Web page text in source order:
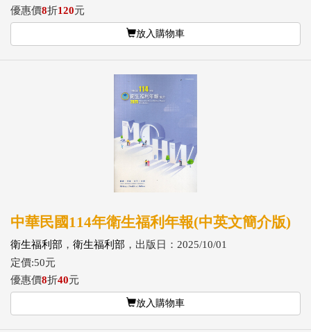
優惠價8折120元
放入購物車
中華民國114年衛生福利年報(中英文簡介版)
衛生福利部 ， 衛生福利部 ，出版日：2025/10/01
定價:50元
優惠價8折40元
放入購物車